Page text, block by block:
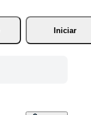
Iniciar